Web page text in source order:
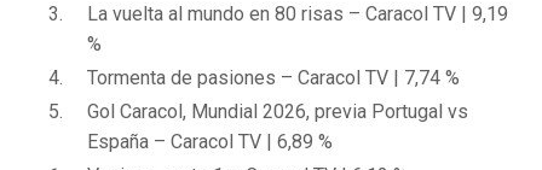
La vuelta al mundo en 80 risas – Caracol TV | 9,19
%
Tormenta de pasiones – Caracol TV | 7,74 %
Gol Caracol, Mundial 2026, previa Portugal vs
España – Caracol TV | 6,89 %